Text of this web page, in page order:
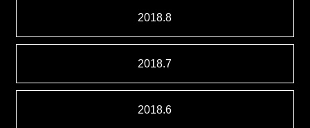
2018.8
2018.7
2018.6